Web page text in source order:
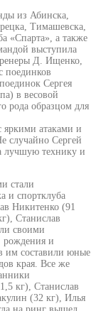
из Абинска,
Тимашевска,
«Спарта», а также
выступила
Д. Ищенко,
поединков
Сергея
в весовой
рода образцом для
яркими атаками и
случайно Сергей
лучшую технику и
стали
спортклуба
Никитенко (91
Станислав
своими
рождения и
им составили юные
края. Все же
кг), Станислав
(32 кг), Илья